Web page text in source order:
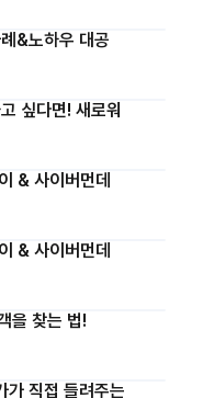
&노하우 대공
싶다면! 새로워
& 사이버먼데
& 사이버먼데
을 찾는 법!
직접 들려주는